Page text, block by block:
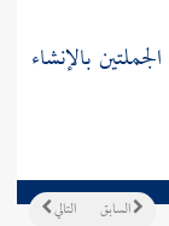
بالإنشاء
التالي السابق